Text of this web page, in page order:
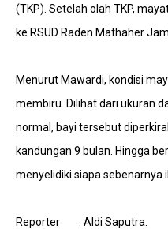
(TKP). Setelah olah TKP,
ke RSUD Raden Mathaher
Menurut Mawardi, kondisi
membiru. Dilihat dari ukuran
normal, bayi tersebut
kandungan 9 bulan. Hingga
menyelidiki siapa sebenarnya
Reporter : Aldi Saputra.